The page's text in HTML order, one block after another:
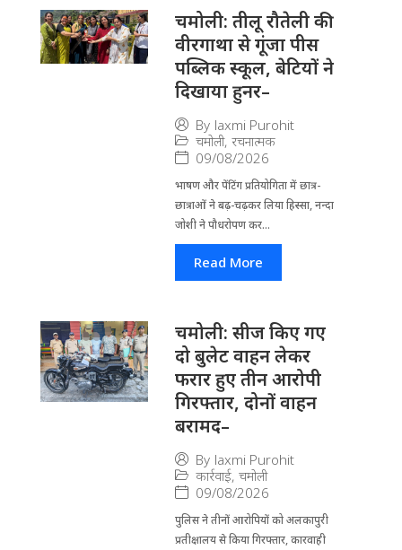
चमोली: तीलू रौतेली की
वीरगाथा से गूंजा पीस
पब्लिक स्कूल, बेटियों ने
दिखाया हुनर–
By laxmi Purohit
चमोली, रचनात्मक
09/08/2026
भाषण और पेंटिंग प्रतियोगिता में छात्र-
छात्राओं ने बढ़-चढ़कर लिया हिस्सा, नन्दा
जोशी ने पौधरोपण कर...
Read More
चमोली: सीज किए गए
दो बुलेट वाहन लेकर
फरार हुए तीन आरोपी
गिरफ्तार, दोनों वाहन
बरामद–
By laxmi Purohit
कार्रवाई, चमोली
09/08/2026
पुलिस ने तीनों आरोपियों को अलकापुरी
प्रतीक्षालय से किया गिरफ्तार, कारवाही